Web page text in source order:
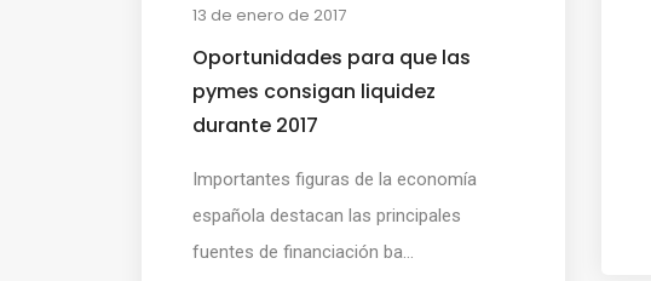
13 de enero de 2017
Oportunidades para que las
pymes consigan liquidez
durante 2017
Importantes figuras de la economía
española destacan las principales
fuentes de financiación ba...